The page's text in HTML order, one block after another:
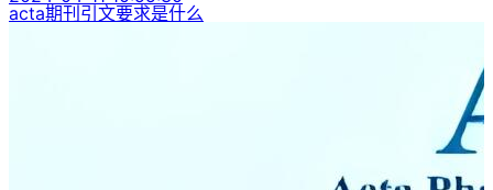
acta期刊引文要求是什么